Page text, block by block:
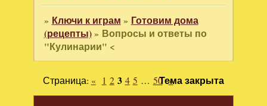
» Ключи к играм » Готовим дома
(рецепты)» Вопросы и ответы по
"Кулинарии" <
Страница: « 1 2 3 4 5 … 50 »
Тема закрыта